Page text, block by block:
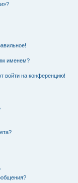
именем?
войти на конференцию!